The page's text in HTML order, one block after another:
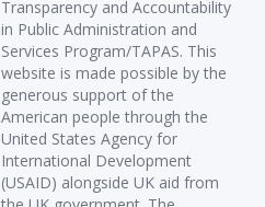
Transparency and Accountability
in Public Administration and
Services Program/TAPAS. This
website is made possible by the
generous support of the
American people through the
United States Agency for
International Development
(USAID) alongside UK aid from